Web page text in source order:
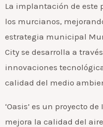
La implantación de este
los murcianos,
estrategia municipal
City se desarrolla a
innovaciones
calidad del medio
‘Oasis’ es un proyecto
mejora la calidad del